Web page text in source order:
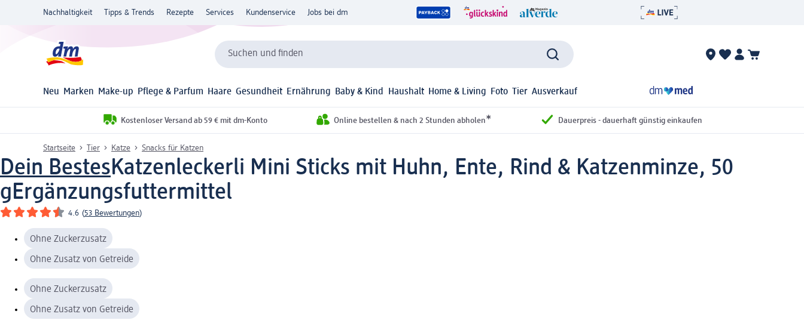
Nachhaltigkeit Tipps & Trends Rezepte Services Kundenservice Jobs bei dm
Suchen und finden
Neu Marken Make-up Pflege & Parfum Haare Gesundheit Ernährung Baby & Kind Haushalt Home & Living Foto Tier Ausverkauf
Kostenloser Versand ab 59 € mit dm-Konto Online bestellen & nach 2 Stunden abholen* Dauerpreis - dauerhaft günstig einkaufen
Startseite Tier Katze Snacks für Katzen
Dein BestesKatzenleckerli Mini Sticks mit Huhn, Ente, Rind & Katzenminze, 50
gErgänzungsfuttermittel
4.6 (53 Bewertungen)
Ohne Zuckerzusatz
Ohne Zusatz von Getreide
Ohne Zuckerzusatz
Ohne Zusatz von Getreide